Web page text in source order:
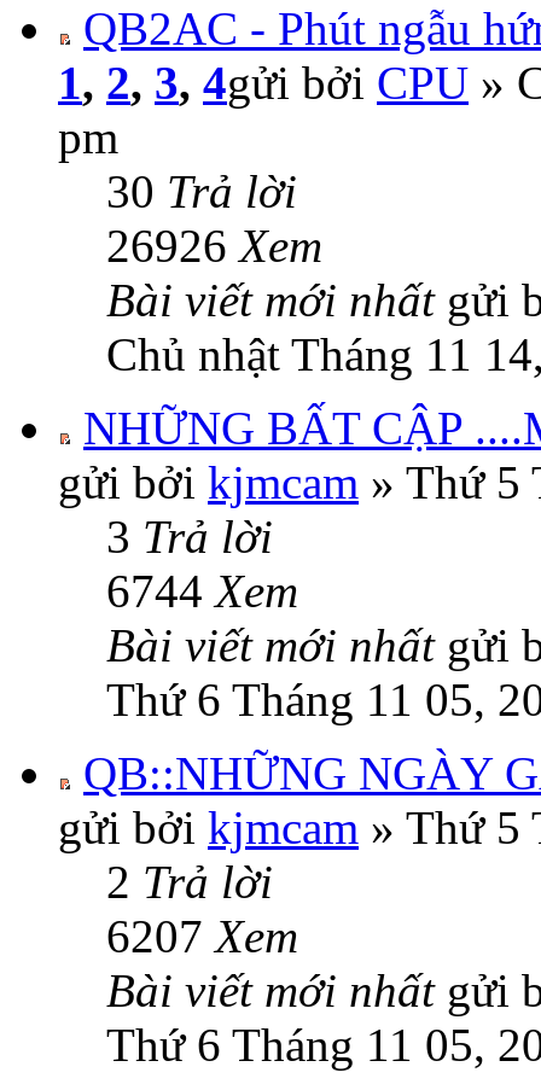
QB2AC - Phút ngẫu
1, 2, 3, 4gửi bởi CPU »
pm
30 Trả lời
26926Xem
Bài viết mới nhất gửi
Chủ nhật Tháng 11
NHỮNG BẤT CẬP
gửi bởi kjmcam » Thứ 5
3 Trả lời
6744Xem
Bài viết mới nhất gửi
Thứ 6 Tháng 11 05,
QB::NHỮNG NGÀY
gửi bởi kjmcam » Thứ 5
2 Trả lời
6207Xem
Bài viết mới nhất gửi
Thứ 6 Tháng 11 05,